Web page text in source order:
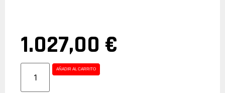
1.027,00 €
AÑADIR AL CARRITO